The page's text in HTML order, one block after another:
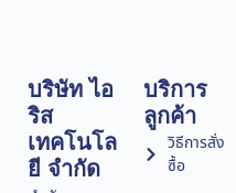
บริษัท ไอ
ริส
เทคโนโล
ยี จำกัด
บริการ
ลูกค้า
วิธีการสั่ง
ซื้อ